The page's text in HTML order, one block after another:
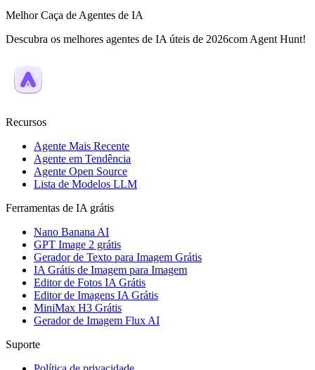
Melhor Caça de Agentes de IA
Descubra os melhores agentes de IA úteis de 2026com Agent Hunt!
Recursos
Agente Mais Recente
Agente em Tendência
Agente Open Source
Lista de Modelos LLM
Ferramentas de IA grátis
Nano Banana AI
GPT Image 2 grátis
Gerador de Texto para Imagem Grátis
IA Grátis de Imagem para Imagem
Editor de Fotos IA Grátis
Editor de Imagens IA Grátis
MiniMax H3 Grátis
Gerador de Imagem Flux AI
Suporte